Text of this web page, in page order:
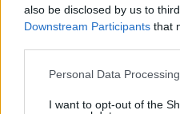
also be disclosed by us to
Downstream Participants that
Please note that this website/
not limited to your visit or
Personal Data
I want to opt-out of the